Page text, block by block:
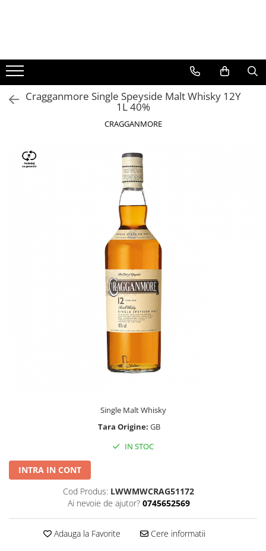
BERE
CAFEA
DEODORANTE
PARFUMURI
Cragganmore Single Speyside Malt Whisky 12Y
1L 40%
CRAGGANMORE
Single Malt Whisky
Tara Origine: GB
IN STOC
INTRA IN CONT
Cod Produs: LWWMWCRAG51172
Ai nevoie de ajutor? 0745652569
Adauga la Favorite Cere informatii